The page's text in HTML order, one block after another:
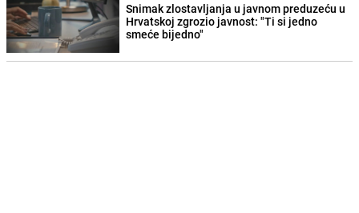
Snimak zlostavljanja u javnom preduzeću u
Hrvatskoj zgrozio javnost: "Ti si jedno
smeće bijedno"